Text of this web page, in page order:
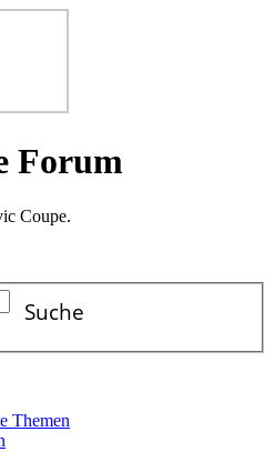
Forum
Coupe.
Suche
Themen